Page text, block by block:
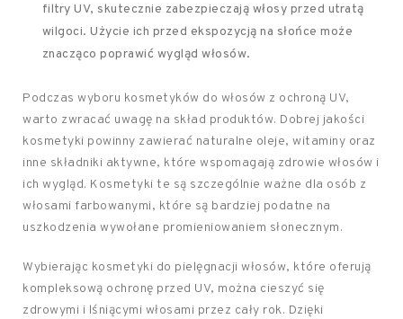
filtry UV, skutecznie zabezpieczają włosy przed utratą
wilgoci. Użycie ich przed ekspozycją na słońce może
znacząco poprawić wygląd włosów.
Podczas wyboru kosmetyków do włosów z ochroną UV,
warto zwracać uwagę na skład produktów. Dobrej jakości
kosmetyki powinny zawierać naturalne oleje, witaminy oraz
inne składniki aktywne, które wspomagają zdrowie włosów i
ich wygląd. Kosmetyki te są szczególnie ważne dla osób z
włosami farbowanymi, które są bardziej podatne na
uszkodzenia wywołane promieniowaniem słonecznym.
Wybierając kosmetyki do pielęgnacji włosów, które oferują
kompleksową ochronę przed UV, można cieszyć się
zdrowymi i lśniącymi włosami przez cały rok. Dzięki